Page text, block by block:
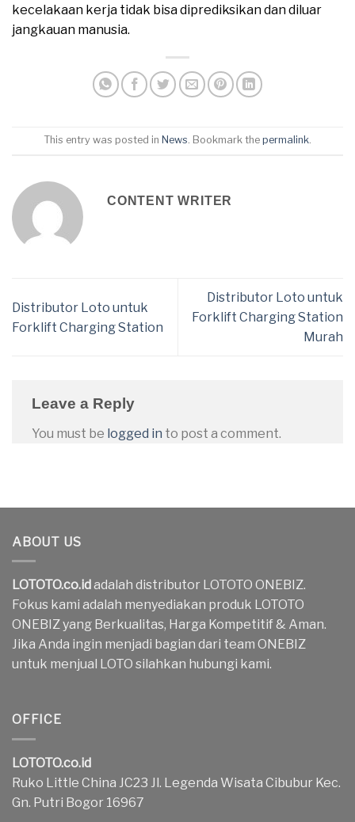
kecelakaan kerja tidak bisa diprediksikan dan diluar
jangkauan manusia.
This entry was posted in News. Bookmark the permalink.
CONTENT WRITER
Distributor Loto untuk
Forklift Charging Station
Distributor Loto untuk
Forklift Charging Station
Murah
Leave a Reply
You must be logged in to post a comment.
ABOUT US
LOTOTO.co.id adalah distributor LOTOTO ONEBIZ.
Fokus kami adalah menyediakan produk LOTOTO
ONEBIZ yang Berkualitas, Harga Kompetitif & Aman.
Jika Anda ingin menjadi bagian dari team ONEBIZ
untuk menjual LOTO silahkan hubungi kami.
OFFICE
LOTOTO.co.id
Ruko Little China JC23 Jl. Legenda Wisata Cibubur Kec.
Gn. Putri Bogor 16967